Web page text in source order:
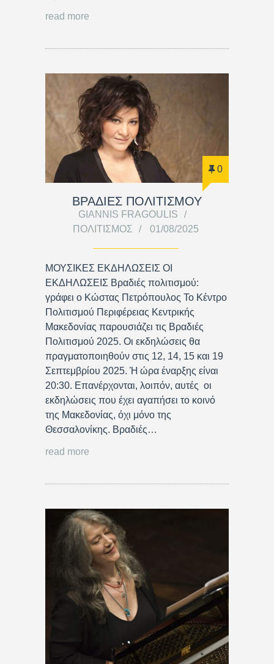
read more
0
ΒΡΑΔΙΕΣ ΠΟΛΙΤΙΣΜΟΥ
GIANNIS FRAGOULIS
ΠΟΛΙΤΙΣΜΌΣ
01/08/2025
ΜΟΥΣΙΚΕΣ ΕΚΔΗΛΩΣΕΙΣ ΟΙ
ΕΚΔΗΛΩΣΕΙΣ Βραδιές πολιτισμού:
γράφει ο Κώστας Πετρόπουλος Το Κέντρο
Πολιτισμού Περιφέρειας Κεντρικής
Μακεδονίας παρουσιάζει τις Βραδιές
Πολιτισμού 2025. Οι εκδηλώσεις θα
πραγματοποιηθούν στις 12, 14, 15 και 19
Σεπτεμβρίου 2025. Ή ώρα έναρξης είναι
20:30. Επανέρχονται, λοιπόν, αυτές οι
εκδηλώσεις που έχει αγαπήσει το κοινό
της Μακεδονίας, όχι μόνο της
Θεσσαλονίκης. Βραδιές…
read more